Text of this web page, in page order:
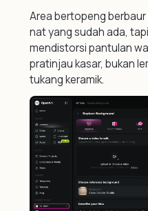
Area bertopeng
nat yang sudah ada,
mendistorsi pantulan
pratinjau kasar, bukan
tukang keramik.